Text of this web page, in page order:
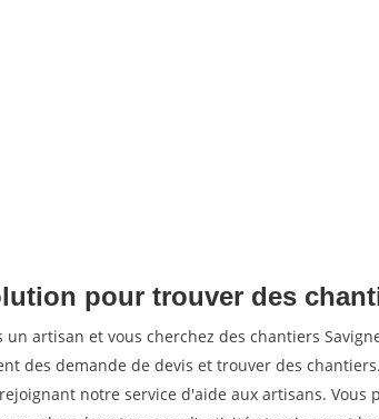
pour trouver des
un artisan et vous cherchez des chantiers
des demande de devis et trouver des
notre service d'aide aux artisans. Vous